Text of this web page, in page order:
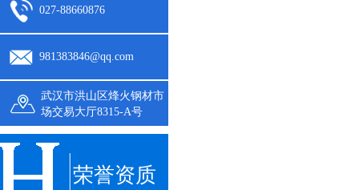
027-88660876
981383846@qq.com
武汉市洪山区烽火钢材市
场交易大厅8315-A号
荣誉资质